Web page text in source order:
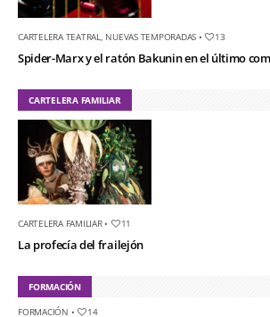
CARTELERA TEATRAL NUEVAS TEMPORADAS • 13
Spider-Marx y el ratón Bakunin en el último
CARTELERA FAMILIAR
CARTELERA FAMILIAR• 11
La profecía del frailejón
FORMACIÓN
FORMACIÓN • 14